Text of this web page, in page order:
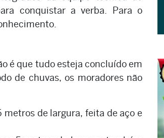
conquistar a verba. Para o
é que tudo esteja concluído em
de chuvas, os moradores não
metros de largura, feita de aço e